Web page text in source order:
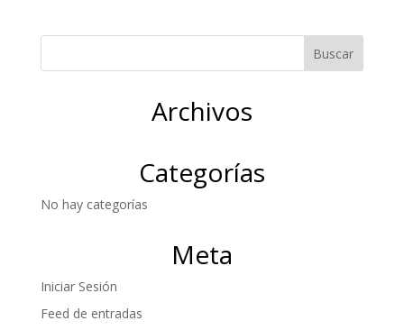
Archivos
Categorías
No hay categorías
Meta
Iniciar Sesión
Feed de entradas